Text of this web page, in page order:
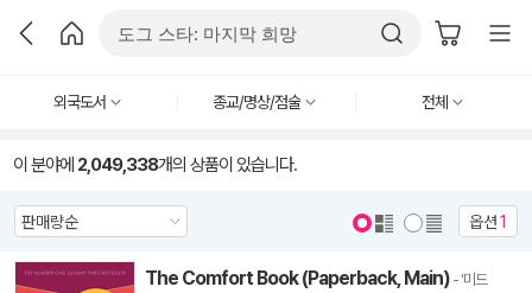
외국도서 종교/명상/점술 전체
이 분야에 2,049,338개의 상품이 있습니다.
옵션1
The Comfort Book (Paperback, Main) - '미드